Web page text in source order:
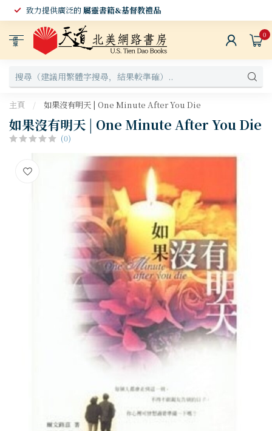
致力提供廣泛的屬靈書籍&基督教禮品
選
單
0
主頁 / 如果沒有明天 | One Minute After You Die
如果沒有明天 | One Minute After You Die
(0)